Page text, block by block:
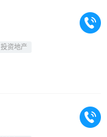
投资地产